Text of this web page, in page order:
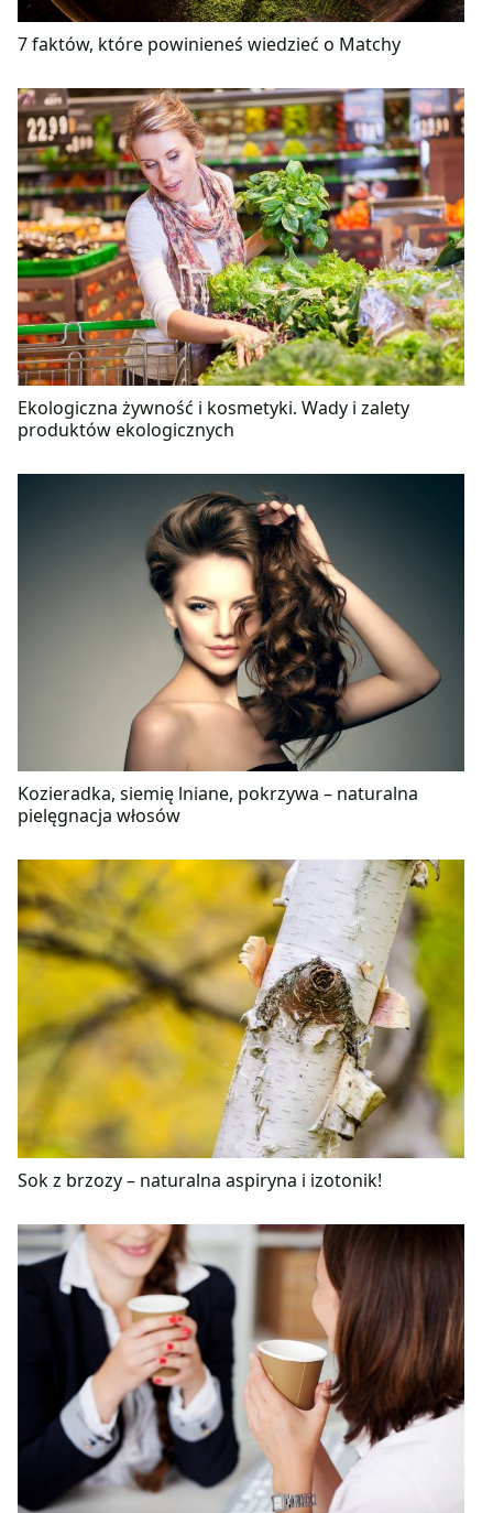
7 faktów, które powinieneś wiedzieć o Matchy
Ekologiczna żywność i kosmetyki. Wady i zalety
produktów ekologicznych
Kozieradka, siemię lniane, pokrzywa – naturalna
pielęgnacja włosów
Sok z brzozy – naturalna aspiryna i izotonik!